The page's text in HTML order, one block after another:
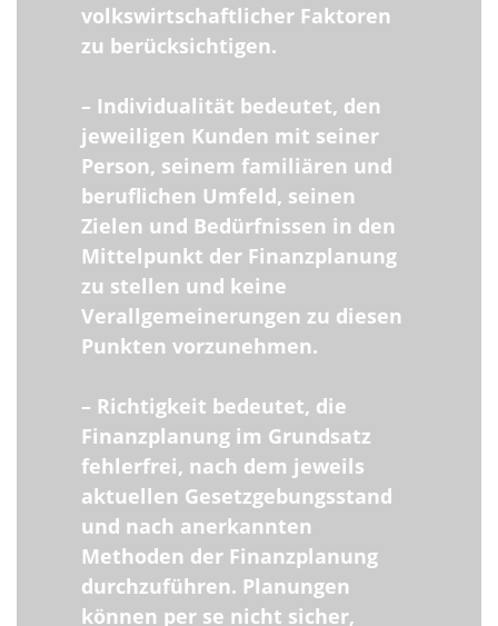
volkswirtschaftlicher Faktoren
zu berücksichtigen.
– Individualität bedeutet, den
jeweiligen Kunden mit seiner
Person, seinem familiären und
beruflichen Umfeld, seinen
Zielen und Bedürfnissen in den
Mittelpunkt der Finanzplanung
zu stellen und keine
Verallgemeinerungen zu diesen
Punkten vorzunehmen.
– Richtigkeit bedeutet, die
Finanzplanung im Grundsatz
fehlerfrei, nach dem jeweils
aktuellen Gesetzgebungsstand
und nach anerkannten
Methoden der Finanzplanung
durchzuführen. Planungen
können per se nicht sicher,